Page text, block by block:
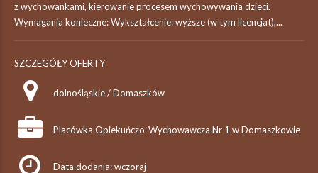
z wychowankami, kierowanie procesem wychowywania dzieci.
Wymagania konieczne: Wykształcenie: wyższe (w tym licencjat),...
SZCZEGÓŁY OFERTY
dolnośląskie / Domaszków
Placówka Opiekuńczo-Wychowawcza Nr 1 w Domaszkowie
Data dodania: wczoraj